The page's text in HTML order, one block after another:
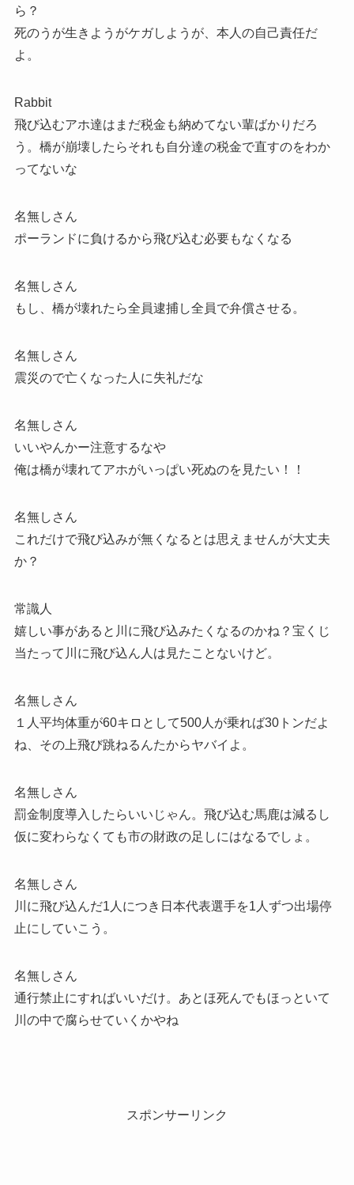
ら？
死のうが生きようがケガしようが、本人の自己責任だ
よ。
Rabbit
飛び込むアホ達はまだ税金も納めてない輩ばかりだろ
う。橋が崩壊したらそれも自分達の税金で直すのをわか
ってないな
名無しさん
ポーランドに負けるから飛び込む必要もなくなる
名無しさん
もし、橋が壊れたら全員逮捕し全員で弁償させる。
名無しさん
震災ので亡くなった人に失礼だな
名無しさん
いいやんかー注意するなや
俺は橋が壊れてアホがいっぱい死ぬのを見たい！！
名無しさん
これだけで飛び込みが無くなるとは思えませんが大丈夫
か？
常識人
嬉しい事があると川に飛び込みたくなるのかね？宝くじ
当たって川に飛び込ん人は見たことないけど。
名無しさん
１人平均体重が60キロとして500人が乗れば30トンだよ
ね、その上飛び跳ねるんたからヤバイよ。
名無しさん
罰金制度導入したらいいじゃん。飛び込む馬鹿は減るし
仮に変わらなくても市の財政の足しにはなるでしょ。
名無しさん
川に飛び込んだ1人につき日本代表選手を1人ずつ出場停
止にしていこう。
名無しさん
通行禁止にすればいいだけ。あとほ死んでもほっといて
川の中で腐らせていくかやね
スポンサーリンク